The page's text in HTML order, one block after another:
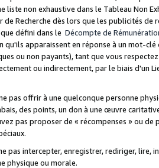
liste non exhaustive dans le Tableau Non
Recherche dès lors que les publicités de
défini dans le Décompte de
qu'ils apparaissent en réponse à un mot-
ou non payants), tant que vous
ou indirectement, par le biais d'un
pas offrir à une quelconque personne
des points, un don à une œuvre
pas proposer de « récompenses » ou
pas intercepter, enregistrer, rediriger,
physique ou morale.